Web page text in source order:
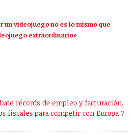
un videojuego no es lo mismo que
extraordinario»
récords de empleo y facturación,
fiscales para competir con Europa 7